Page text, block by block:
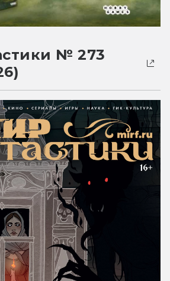
№ 273